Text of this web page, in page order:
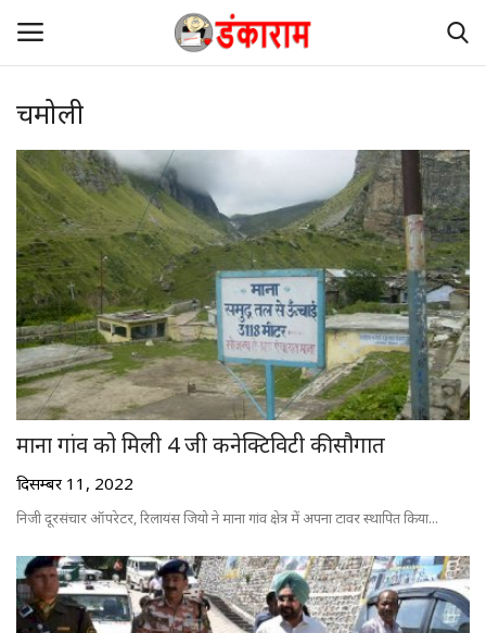
डंकाराम का घर
केंद्र
पंजाब
हरियाणा
देश-दुनिया
उत्तराखंड
अन्य राज्य
मौसम के हाल
धर्म-आस्था-ज्योतिष
चमोली
माना गांव को मिली 4 जी कनेक्टिविटी की सौगात
दिसम्बर 11, 2022
निजी दूरसंचार ऑपरेटर, रिलायंस जियो ने माना गांव क्षेत्र में अपना टावर स्थापित किया...